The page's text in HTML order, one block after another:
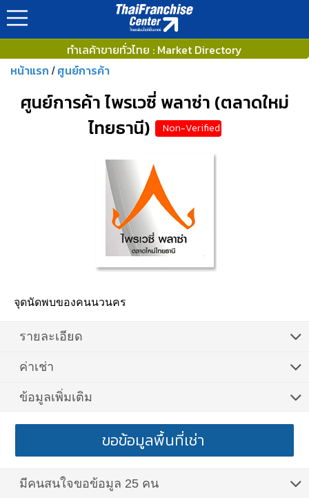
ทำเลค้าขายทั่วไทย : Market Directory
หน้าแรก / ศูนย์การค้า
ศูนย์การค้า ไพรเวซี่ พลาซ่า (ตลาดใหม่
ไทยธานี)
Non-Verified
จุดนัดพบของคนนวนคร
รายละเอียด
ค่าเช่า
ข้อมูลเพิ่มเติม
ขอข้อมูลพื้นที่เช่า
มีคนสนใจขอข้อมูล 25 คน